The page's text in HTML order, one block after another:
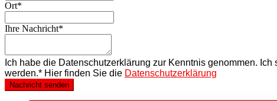
Ort*
Ihre Nachricht*
Ich habe die Datenschutzerklärung zur Kenntnis genommen.
werden.* Hier finden Sie die Datenschutzerklärung
Nachricht senden